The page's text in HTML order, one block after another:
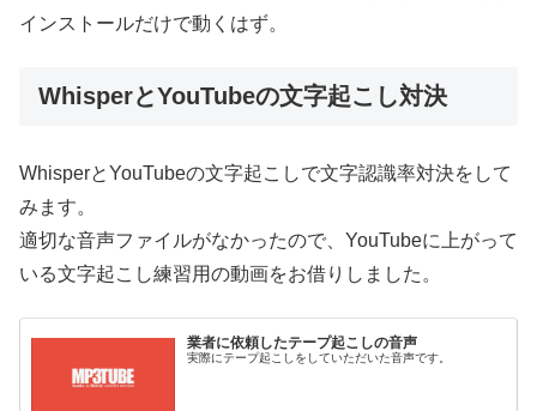
インストールだけで動くはず。
WhisperとYouTubeの文字起こし対決
WhisperとYouTubeの文字起こしで文字認識率対決をして
みます。
適切な音声ファイルがなかったので、YouTubeに上がって
いる文字起こし練習用の動画をお借りしました。
業者に依頼したテープ起こしの音声
実際にテープ起こしをしていただいた音声です。